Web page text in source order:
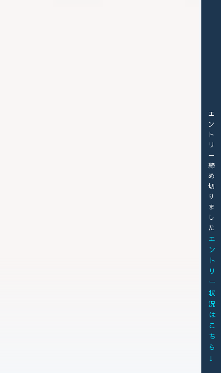
エントリー締め切りました
エントリー状況はこちら →